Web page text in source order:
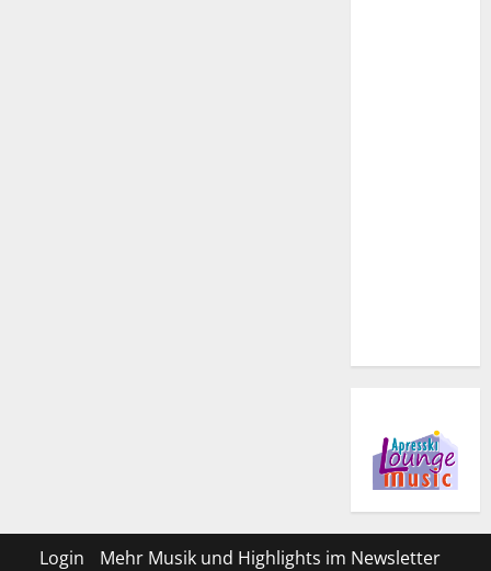
Login
Mehr Musik und Highlights im Newsletter